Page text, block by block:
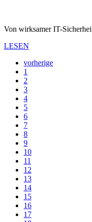
Von wirksamer IT-
LESEN
vorherige
1
2
3
4
5
6
7
8
9
10
11
12
13
14
15
16
17